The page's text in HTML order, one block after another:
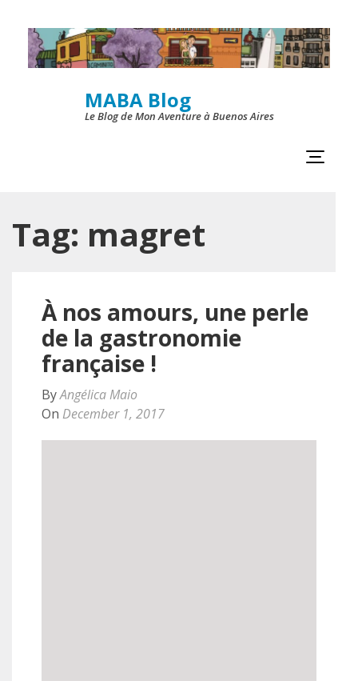
Skip
to
content
MABA Blog
Le Blog de Mon Aventure à Buenos Aires
Tag: magret
À nos amours, une perle
de la gastronomie
française !
ByAngélica Maio
On December 1, 2017